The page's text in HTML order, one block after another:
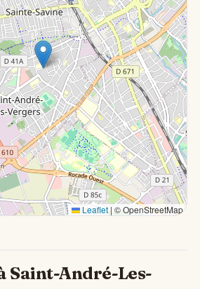
Leaflet | © OpenStreetMap
Saint-André-Les-